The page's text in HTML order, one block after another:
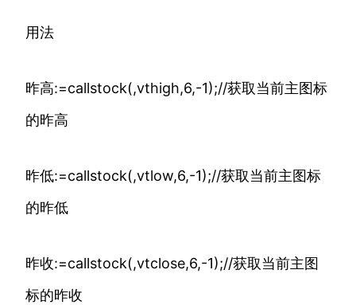
用法
昨高:=callstock(,vthigh,6,-1);//获取当前主图标
的昨高
昨低:=callstock(,vtlow,6,-1);//获取当前主图标
的昨低
昨收:=callstock(,vtclose,6,-1);//获取当前主图
标的昨收